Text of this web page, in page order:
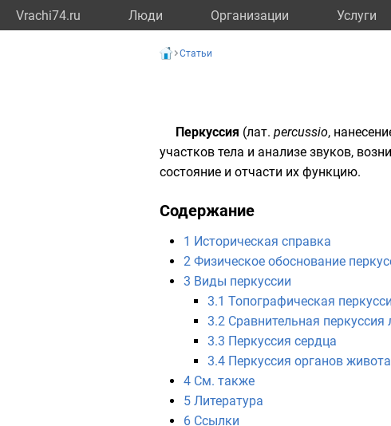
Vrachi74.ru Люди Организации Услуги
Статьи
Перкуссия (лат. percussio,
участков тела и анализе звуков,
состояние и отчасти их функцию.
Содержание
1 Историческая справка
2 Физическое обоснование
3 Виды перкуссии
3.1 Топографическая
3.2 Сравнительная перкуссия
3.3 Перкуссия сердца
3.4 Перкуссия органов живота
4 См. также
5 Литература
6 Ссылки